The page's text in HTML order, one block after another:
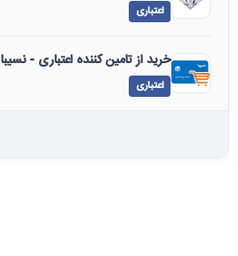
اعتباری
خرید از تامین کننده اعتباری - نسیبا
اعتباری